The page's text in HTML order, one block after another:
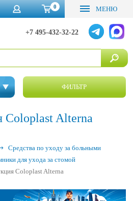
0 МЕНЮ
+7 495-432-32-22
ФИЛЬТР
Coloplast Alterna
Средства по уходу за больными
для ухода за стомой
Coloplast Alterna